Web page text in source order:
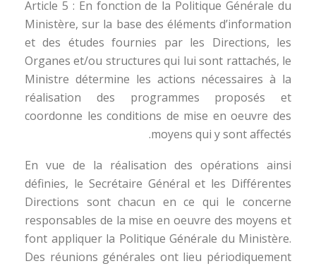
Article 5 : En fonction de la Politique Générale du
Ministère, sur la base des éléments d’information
et des études fournies par les Directions, les
Organes et/ou structures qui lui sont rattachés, le
Ministre détermine les actions nécessaires à la
réalisation des programmes proposés et
coordonne les conditions de mise en oeuvre des
moyens qui y sont affectés.
En vue de la réalisation des opérations ainsi
définies, le Secrétaire Général et les Différentes
Directions sont chacun en ce qui le concerne
responsables de la mise en oeuvre des moyens et
font appliquer la Politique Générale du Ministère.
Des réunions générales ont lieu périodiquement